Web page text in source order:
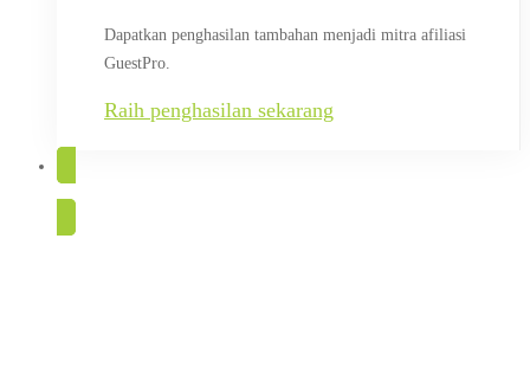
Dapatkan penghasilan tambahan menjadi mitra afiliasi
GuestPro.
Raih penghasilan sekarang